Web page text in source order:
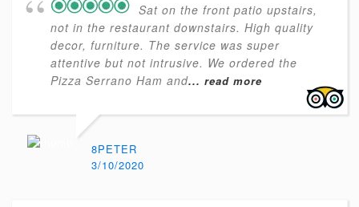
Sat on the front patio upstairs,
not in the restaurant downstairs. High quality
decor, furniture. The service was super
attentive but not intrusive. We ordered the
Pizza Serrano Ham and... read more
8PETER
3/10/2020